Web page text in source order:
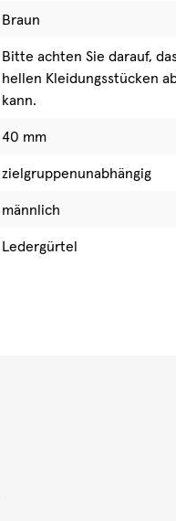
Braun
Bitte achten Sie darauf,
hellen Kleidungsstücken
kann.
40 mm
zielgruppenunabhängig
männlich
Ledergürtel